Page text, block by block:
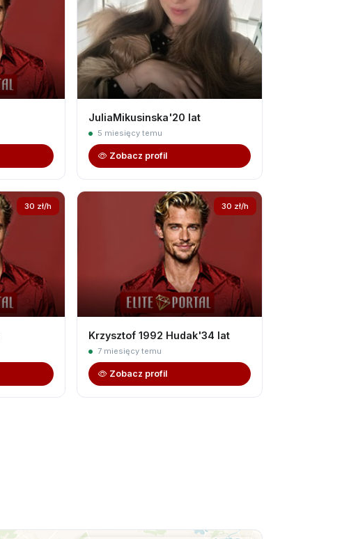
JuliaMikusinska'20 lat
5 miesięcy temu
Zobacz profil
30 zł/h 30 zł/h
Krzysztof 1992 Hudak'34 lat
7 miesięcy temu
Zobacz profil